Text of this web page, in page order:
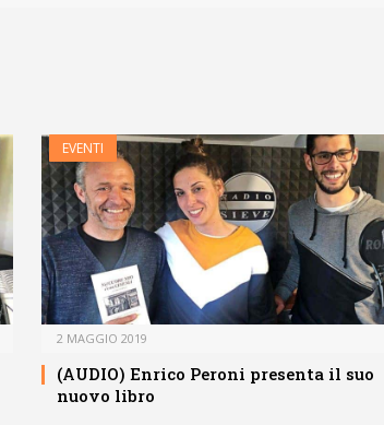
EVENTI
2 MAGGIO 2019
(AUDIO) Enrico Peroni presenta il suo
nuovo libro